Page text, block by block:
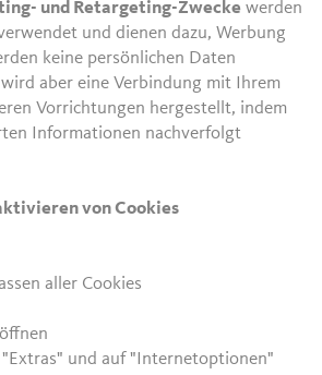
und Retargeting-Zwecke werden
und dienen dazu, Werbung
keine persönlichen Daten
aber eine Verbindung mit Ihrem
Vorrichtungen hergestellt, indem
Informationen nachverfolgt
von Cookies
aller Cookies
"Extras" und auf "Internetoptionen"